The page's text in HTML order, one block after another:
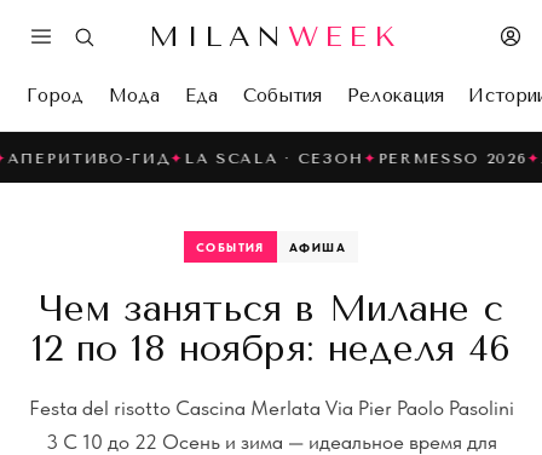
MILAN WEEK
Город Мода Еда События Релокация
ГИД✦LA SCALA · СЕЗОН ✦ PERMESSO 2026✦ЛЕТО В
СОБЫТИЯ АФИША
Чем заняться в Милане с
12 по 18 ноября: неделя 46
Festa del risotto Cascina Merlata Via Pier Paolo Pasolini
3 С 10 до 22 Осень и зима — идеальное время для